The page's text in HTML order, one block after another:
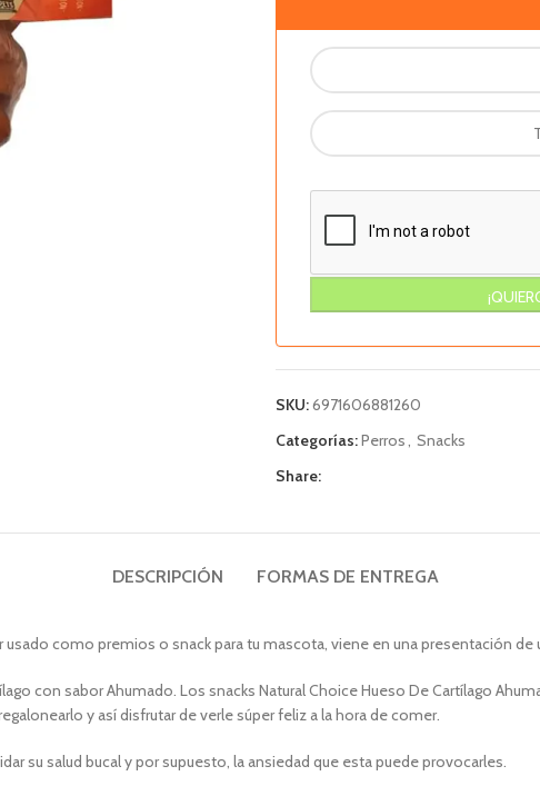
SKU:6971606881260
Categorías:Perros, Snacks
Share:
DESCRIPCIÓN FORMAS DE ENTREGA
como premios o snack para tu mascota, viene en una presentación de
con sabor Ahumado. Los snacks Natural Choice Hueso De Cartílago
y así disfrutar de verle súper feliz a la hora de comer.
su salud bucal y por supuesto, la ansiedad que esta puede provocarles.